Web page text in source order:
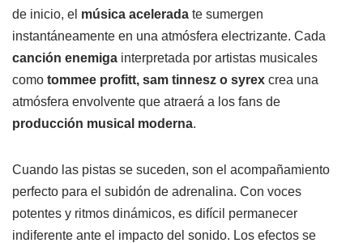
de inicio, el música acelerada te sumergen
instantáneamente en una atmósfera electrizante. Cada
canción enemiga interpretada por artistas musicales
como tommee profitt, sam tinnesz o syrex crea una
atmósfera envolvente que atraerá a los fans de
producción musical moderna.
Cuando las pistas se suceden, son el acompañamiento
perfecto para el subidón de adrenalina. Con voces
potentes y ritmos dinámicos, es difícil permanecer
indiferente ante el impacto del sonido. Los efectos se